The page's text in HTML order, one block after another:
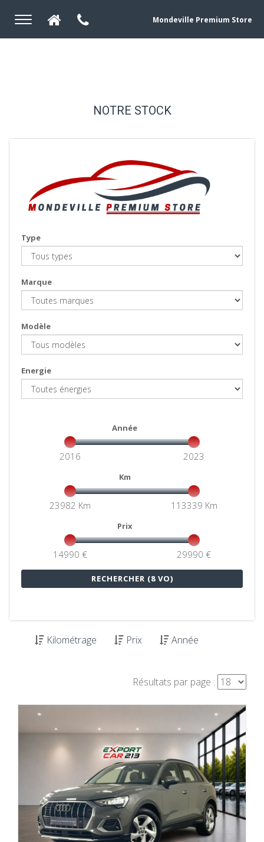
Mondeville Premium Store
NOTRE STOCK
Type
Marque
Modèle
Energie
Année
2016 2023
Km
23982 Km 113339 Km
Prix
14990 € 29990 €
Kilométrage Prix Année
Résultats par page :
VOIR DETAILS